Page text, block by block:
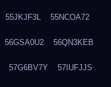
55JKJF3L 55NCOA72
56GSA0U2 56QN3KEB
57G6BV7Y 57IUFJJS